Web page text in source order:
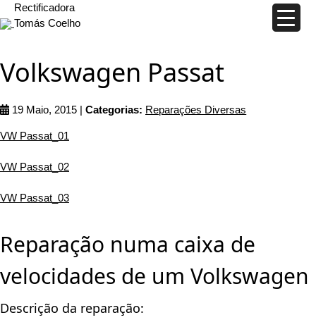
Rectificadora
Tomás Coelho
Volkswagen Passat
19 Maio, 2015 |Categorias: Reparações Diversas
VW Passat_01
VW Passat_02
VW Passat_03
Reparação numa caixa de
velocidades de um Volkswagen
Descrição da reparação: